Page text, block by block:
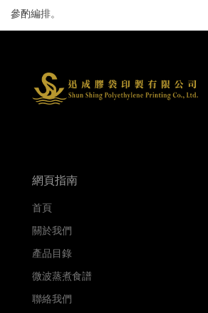
參酌編排。
網頁指南
首頁
關於我們
產品目錄
微波蒸煮食譜
聯絡我們